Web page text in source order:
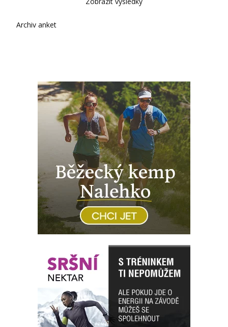
Archiv anket